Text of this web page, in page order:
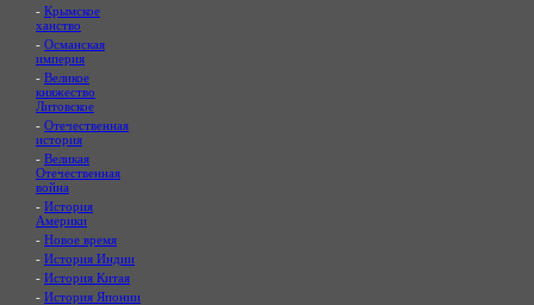
- Крымское
ханство
- Османская
империя
- Великое
княжество
Литовское
- Отечественная
история
- Великая
Отечественная
война
- История
Америки
- Новое время
- История Индии
- История Китая
- История Японии